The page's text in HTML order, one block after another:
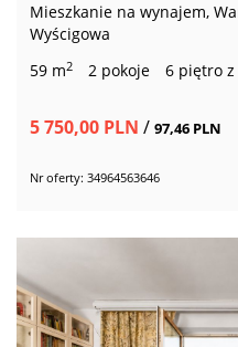
Mieszkanie na wynajem,
Wyścigowa
59 m2 2 pokoje 6 piętro z
5 750,00 PLN / 97,46 PLN
Nr oferty: 34964563646